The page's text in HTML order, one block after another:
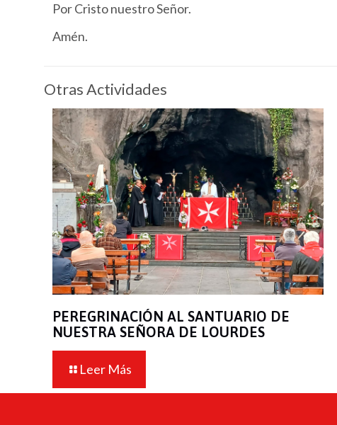
Por Cristo nuestro Señor.
Amén.
Otras Actividades
PEREGRINACIÓN AL SANTUARIO DE
NUESTRA SEÑORA DE LOURDES
Leer Más